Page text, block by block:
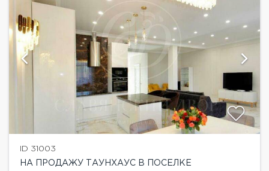
ID 31003
НА ПРОДАЖУ ТАУНХАУС В ПОСЕЛКЕ